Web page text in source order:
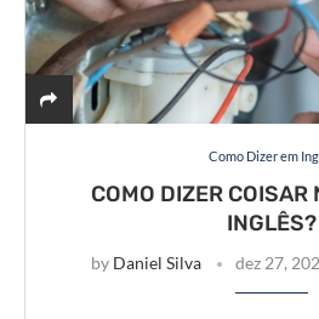
Como Dizer em
COMO DIZER COISAR
INGLÊS?
by Daniel Silva dez 27,